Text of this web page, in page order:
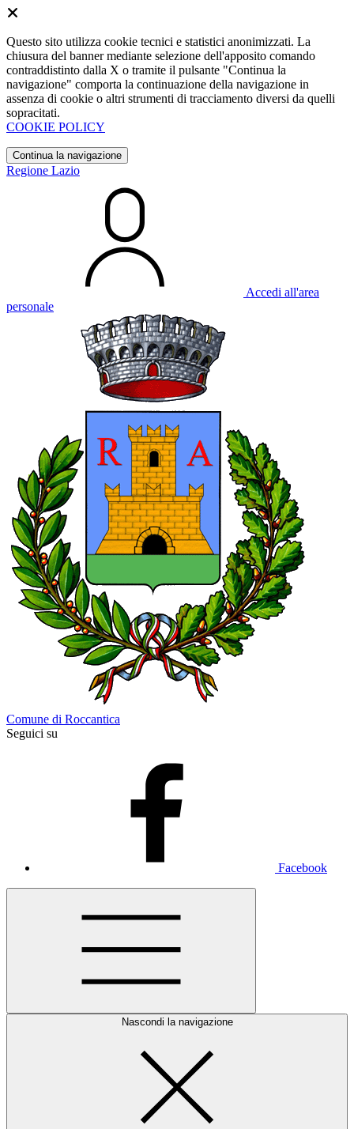
Questo sito utilizza cookie tecnici e statistici anonimizzati. La
chiusura del banner mediante selezione dell'apposito comando
contraddistinto dalla X o tramite il pulsante "Continua la
navigazione" comporta la continuazione della navigazione in
assenza di cookie o altri strumenti di tracciamento diversi da quelli
sopracitati.
COOKIE POLICY
Continua la navigazione
Regione Lazio
Accedi all'area
personale
Comune di Roccantica
Seguici su
Facebook
Nascondi la navigazione